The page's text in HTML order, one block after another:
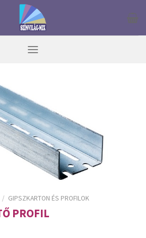
/ GIPSZKARTON ÉS PROFILOK
PROFIL